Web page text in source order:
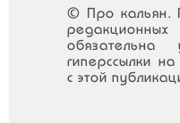
© Про кальян.
обязательна
гиперссылки
с этой